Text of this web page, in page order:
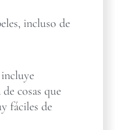
incluso de
cosas que
fáciles de